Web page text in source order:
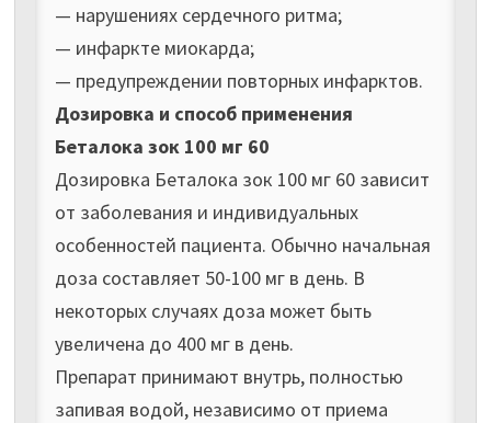
— нарушениях сердечного ритма;
— инфаркте миокарда;
— предупреждении повторных инфарктов.
Дозировка и способ применения
Беталока зок 100 мг 60
Дозировка Беталока зок 100 мг 60 зависит
от заболевания и индивидуальных
особенностей пациента. Обычно начальная
доза составляет 50-100 мг в день. В
некоторых случаях доза может быть
увеличена до 400 мг в день.
Препарат принимают внутрь, полностью
запивая водой, независимо от приема